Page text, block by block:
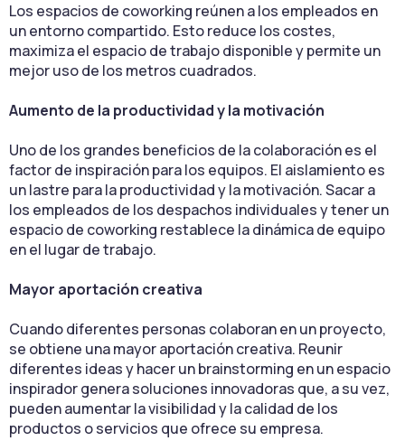
Los espacios de coworking reúnen a los empleados en
un entorno compartido. Esto reduce los costes,
maximiza el espacio de trabajo disponible y permite un
mejor uso de los metros cuadrados.
Aumento de la productividad y la motivación
Uno de los grandes beneficios de la colaboración es el
factor de inspiración para los equipos. El aislamiento es
un lastre para la productividad y la motivación. Sacar a
los empleados de los despachos individuales y tener un
espacio de coworking restablece la dinámica de equipo
en el lugar de trabajo.
Mayor aportación creativa
Cuando diferentes personas colaboran en un proyecto,
se obtiene una mayor aportación creativa. Reunir
diferentes ideas y hacer un brainstorming en un espacio
inspirador genera soluciones innovadoras que, a su vez,
pueden aumentar la visibilidad y la calidad de los
productos o servicios que ofrece su empresa.